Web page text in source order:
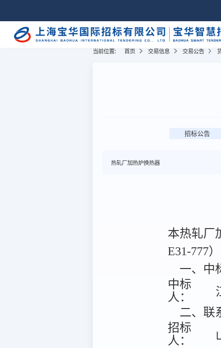
当前位置: 首页 交易信息 交易公告
招标公告
热轧厂加热炉换热器
本热轧厂
E31-777
一、中
中标
人：
二、联
招标
人：